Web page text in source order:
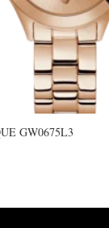
GW0675L3